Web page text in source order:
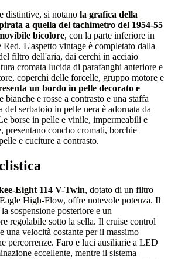
distintive, si notano la grafica della
a quella del tachimetro del 1954-55
bicolore, con la parte inferiore in
L'aspetto vintage è completato dalla
filtro dell'aria, dai cerchi in acciaio
cromata lucida di parafanghi anteriore e
coperchi delle forcelle, gruppo motore e
un bordo in pelle decorato e
bianche e rosse a contrasto e una staffa
del serbatoio in pelle nera è adornata da
borse in pelle e vinile, impermeabili e
presentano concho cromati, borchie
e cuciture a contrasto.
Eight 114 V-Twin, dotato di un filtro
High-Flow, offre notevole potenza. Il
sospensione posteriore e un
regolabile sotto la sella. Il cruise control
una velocità costante per il massimo
percorrenze. Faro e luci ausiliarie a LED
eccellente, mentre il sistema